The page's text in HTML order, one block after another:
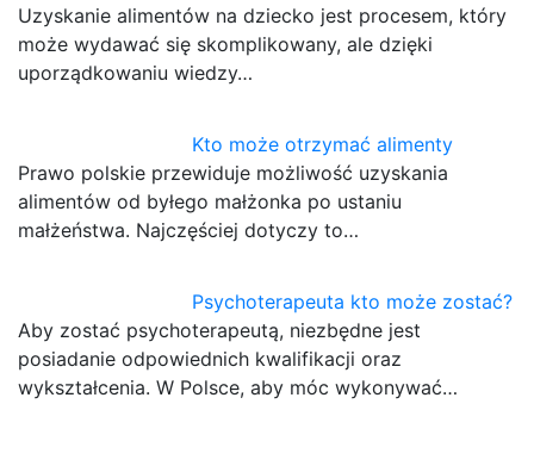
Uzyskanie alimentów na dziecko jest procesem, który
może wydawać się skomplikowany, ale dzięki
uporządkowaniu wiedzy…
Kto może otrzymać alimenty
Prawo polskie przewiduje możliwość uzyskania
alimentów od byłego małżonka po ustaniu
małżeństwa. Najczęściej dotyczy to…
Psychoterapeuta kto może zostać?
Aby zostać psychoterapeutą, niezbędne jest
posiadanie odpowiednich kwalifikacji oraz
wykształcenia. W Polsce, aby móc wykonywać…